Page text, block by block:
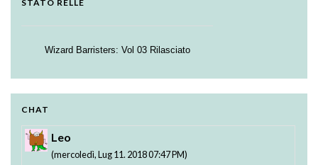
STATO RELLE
Wizard Barristers: Vol 03 Rilasciato
Strike the Blood - Valkyria no Oukoku-hen:
CHAT
Leo
(mercoledì, Lug 11. 2018 07:47 PM)